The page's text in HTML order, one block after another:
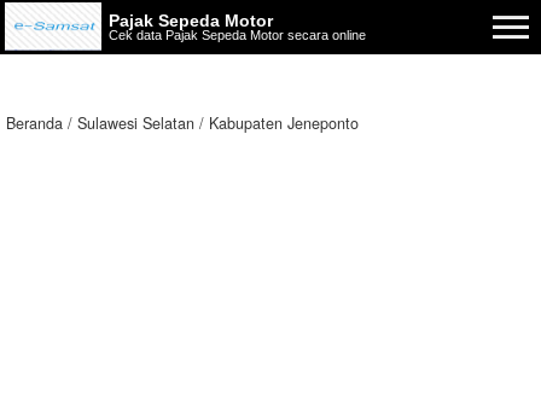
Pajak Sepeda Motor
Cek data Pajak Sepeda Motor secara online
Beranda Sulawesi Selatan Kabupaten Jeneponto